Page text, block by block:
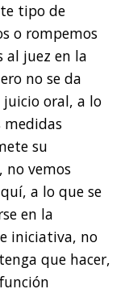
tipo de
o rompemos
juez en la
no se da
juicio oral, a lo
medidas
su
no vemos
a lo que se
en la
iniciativa, no
que hacer,